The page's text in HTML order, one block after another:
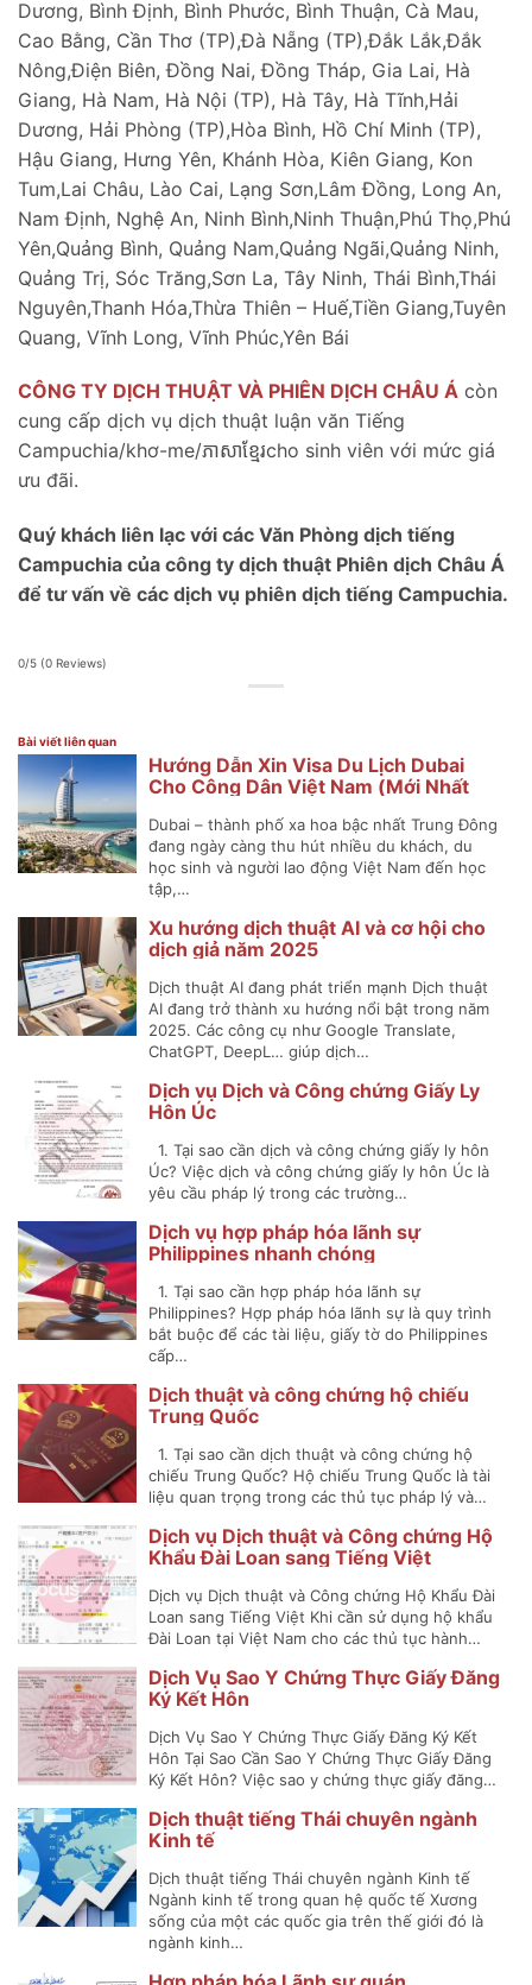
Dương, Bình Định, Bình Phước, Bình Thuận, Cà Mau,
Cao Bằng, Cần Thơ (TP),Đà Nẵng (TP),Đắk Lắk,Đắk
Nông,Điện Biên, Đồng Nai, Đồng Tháp, Gia Lai, Hà
Giang, Hà Nam, Hà Nội (TP), Hà Tây, Hà Tĩnh,Hải
Dương, Hải Phòng (TP),Hòa Bình, Hồ Chí Minh (TP),
Hậu Giang, Hưng Yên, Khánh Hòa, Kiên Giang, Kon
Tum,Lai Châu, Lào Cai, Lạng Sơn,Lâm Đồng, Long An,
Nam Định, Nghệ An, Ninh Bình,Ninh Thuận,Phú Thọ,Phú
Yên,Quảng Bình, Quảng Nam,Quảng Ngãi,Quảng Ninh,
Quảng Trị, Sóc Trăng,Sơn La, Tây Ninh, Thái Bình,Thái
Nguyên,Thanh Hóa,Thừa Thiên – Huế,Tiền Giang,Tuyên
Quang, Vĩnh Long, Vĩnh Phúc,Yên Bái
CÔNG TY DỊCH THUẬT VÀ PHIÊN DỊCH CHÂU Á còn
cung cấp dịch vụ dịch thuật luận văn Tiếng
Campuchia/khơ-me/ភាសាខ្មែរcho sinh viên với mức giá
ưu đãi.
Quý khách liên lạc với các Văn Phòng dịch tiếng
Campuchia của công ty dịch thuật Phiên dịch Châu Á
để tư vấn về các dịch vụ phiên dịch tiếng Campuchia.
0/5 (0 Reviews)
Bài viết liên quan
Hướng Dẫn Xin Visa Du Lịch Dubai
Cho Công Dân Việt Nam (Mới Nhất
Dubai – thành phố xa hoa bậc nhất Trung Đông
đang ngày càng thu hút nhiều du khách, du
học sinh và người lao động Việt Nam đến học
tập,…
Xu hướng dịch thuật AI và cơ hội cho
dịch giả năm 2025
Dịch thuật AI đang phát triển mạnh Dịch thuật
AI đang trở thành xu hướng nổi bật trong năm
2025. Các công cụ như Google Translate,
ChatGPT, DeepL… giúp dịch…
Dịch vụ Dịch và Công chứng Giấy Ly
Hôn Úc
1. Tại sao cần dịch và công chứng giấy ly hôn
Úc? Việc dịch và công chứng giấy ly hôn Úc là
yêu cầu pháp lý trong các trường…
Dịch vụ hợp pháp hóa lãnh sự
Philippines nhanh chóng
1. Tại sao cần hợp pháp hóa lãnh sự
Philippines? Hợp pháp hóa lãnh sự là quy trình
bắt buộc để các tài liệu, giấy tờ do Philippines
cấp…
Dịch thuật và công chứng hộ chiếu
Trung Quốc
1. Tại sao cần dịch thuật và công chứng hộ
chiếu Trung Quốc? Hộ chiếu Trung Quốc là tài
liệu quan trọng trong các thủ tục pháp lý và…
Dịch vụ Dịch thuật và Công chứng Hộ
Khẩu Đài Loan sang Tiếng Việt
Dịch vụ Dịch thuật và Công chứng Hộ Khẩu Đài
Loan sang Tiếng Việt Khi cần sử dụng hộ khẩu
Đài Loan tại Việt Nam cho các thủ tục hành…
Dịch Vụ Sao Y Chứng Thực Giấy Đăng
Ký Kết Hôn
Dịch Vụ Sao Y Chứng Thực Giấy Đăng Ký Kết
Hôn Tại Sao Cần Sao Y Chứng Thực Giấy Đăng
Ký Kết Hôn? Việc sao y chứng thực giấy đăng…
Dịch thuật tiếng Thái chuyên ngành
Kinh tế
Dịch thuật tiếng Thái chuyên ngành Kinh tế
Ngành kinh tế trong quan hệ quốc tế Xương
sống của một các quốc gia trên thế giới đó là
ngành kinh…